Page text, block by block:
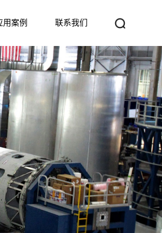
用案例 联系我们